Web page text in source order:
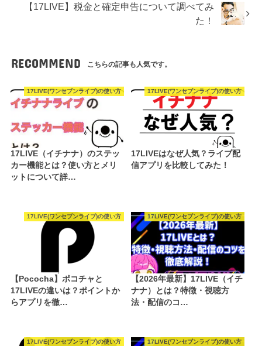
【17LIVE】税金と確定申告について調べてみ
た！
RECOMMEND こちらの記事も人気です。
17LIVE(ワンセブンライブ)の使い方
17LIVE（イチナナ）のステッ
カー機能とは？使い方とメリ
ットについて詳…
17LIVE(ワンセブンライブ)の使い方
17LIVEはなぜ人気？ライブ配
信アプリを比較してみた！
17LIVE(ワンセブンライブ)の使い方
【Pococha】ポコチャと
17LIVEの違いは？ポイントか
らアプリを徹…
17LIVE(ワンセブンライブ)の使い方
【2026年最新】17LIVE（イチ
ナナ）とは？特徴・視聴方
法・配信のコ…
17LIVE(ワンセブンライブ)の使い方 17LIVE(ワンセブンライブ)の使い方